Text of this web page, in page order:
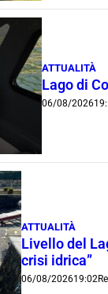
ATTUALITÀ
Lago di
06/08/2026
ATTUALITÀ
Livello del
crisi idrica”
06/08/202619:02